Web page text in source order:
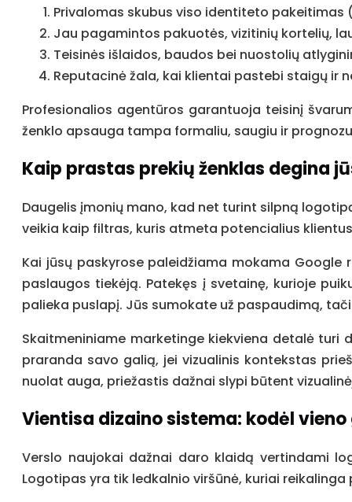
Privalomas skubus viso identiteto pakeitimas
Jau pagamintos pakuotės, vizitinių kortelių,
Teisinės išlaidos, baudos bei nuostolių
Reputacinė žala, kai klientai pastebi staigų ir
Profesionalios agentūros garantuoja teisinį
ženklo apsauga tampa formaliu, saugiu ir
Kaip prastas prekių ženklas degina
Daugelis įmonių mano, kad net turint silpną
veikia kaip filtras, kuris atmeta potencialius
Kai jūsų paskyrose paleidžiama mokama
paslaugos tiekėją. Patekęs į svetainę, kurioje
palieka puslapį. Jūs sumokate už paspaudimą,
Skaitmeniniame marketinge kiekviena detalė
praranda savo galią, jei vizualinis kontekstas
nuolat auga, priežastis dažnai slypi būtent
Vientisa dizaino sistema: kodėl
Verslo naujokai dažnai daro klaidą vertindami
Logotipas yra tik ledkalnio viršūnė, kuriai